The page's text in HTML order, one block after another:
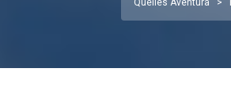
Queiles Aventura >